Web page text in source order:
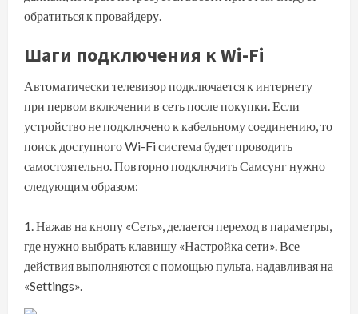
обратиться к провайдеру.
Шаги подключения к Wi-Fi
Автоматически телевизор подключается к интернету
при первом включении в сеть после покупки. Если
устройство не подключено к кабельному соединению, то
поиск доступного Wi-Fi система будет проводить
самостоятельно. Повторно подключить Самсунг нужно
следующим образом:
Нажав на кнопу «Сеть», делается переход в параметры,
где нужно выбрать клавишу «Настройка сети». Все
действия выполняются с помощью пульта, надавливая на
«Settings».